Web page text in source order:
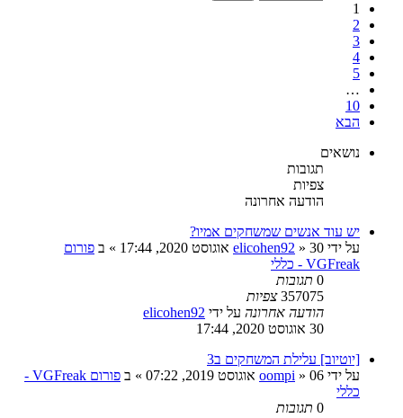
1
2
3
4
5
…
10
הבא
נושאים
תגובות
צפיות
הודעה אחרונה
יש עוד אנשים שמשחקים אמיו?
על ידי
elicohen92 » 30 אוגוסט 2020, 17:44 » ב פורום
VGFreak - כללי
0 תגובות
357075 צפיות
הודעה אחרונה על ידי elicohen92
30 אוגוסט 2020, 17:44
[יוטיוב] עלילת המשחקים ב3
על ידי
oompi » 06 אוגוסט 2019, 07:22 » ב
פורום VGFreak -
כללי
0 תגובות